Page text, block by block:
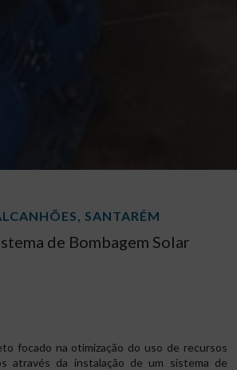
SANTARÉM
de Bombagem Solar
focado na otimização do uso de recursos
através da instalação de um sistema de